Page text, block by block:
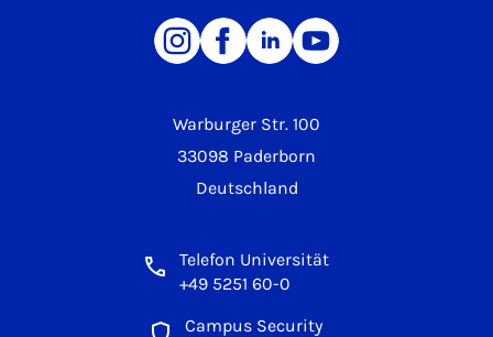
Warburger Str. 100
33098 Paderborn
Deutschland
Telefon Universität
+49 5251 60-0
Campus Security